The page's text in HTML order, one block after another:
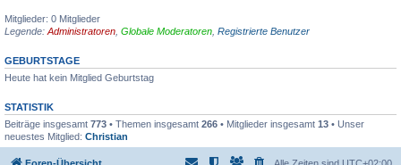
Mitglieder: 0 Mitglieder
Legende: Administratoren Globale Moderatoren Registrierte Benutzer
GEBURTSTAGE
Heute hat kein Mitglied Geburtstag
STATISTIK
Beiträge insgesamt 773 • Themen insgesamt 266 • Mitglieder insgesamt 13 • Unser
neuestes Mitglied: Christian